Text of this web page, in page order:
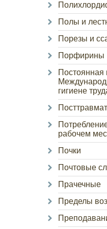
Полы и
Порезы и
Порфирины
Постоянная
гигиене
рабочем
Почки
Почтовые
Прачечные
Пределы